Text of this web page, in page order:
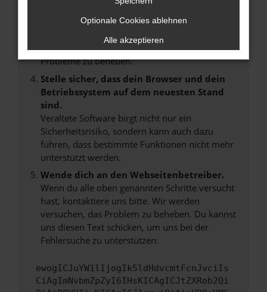
anderen Browser oder in einem privaten
Starte dein Gerät neu.
Das kann manchmal helfen, vorübergehende
Probleme zu beheben.
Stelle sicher, dass dein Browser und dein
Betriebssystem auf dem neuesten Stand
sind.
Veraltete Software birgt nicht nur ein
Sicherheitsrisiko, sondern kann auch dazu
führen, dass bestimmte Funktionen nicht mehr
unterstützt werden.
Wende dich an den Webseitenbetreiber.
Wenn du alle oben genannten Schritte versucht
hast, kontaktiere uns bitte. Wir werden
versuchen, das Problem zu beheben. Du kannst
uns diesen Text schicken, um uns bei der
Fehlersuche zu unterstützen:
ewogICJuYW1lIjogIk5ldHdvcmtFcnJvciIs
CiAgImNvbmZpZyI6IHsKICAgICJtZXRob2Qi
Optionale Cookies ablehnen
Alle akzeptieren